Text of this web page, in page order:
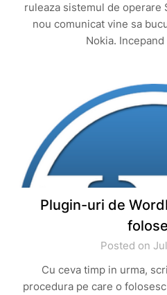
ruleaza sistemul de operare
nou comunicat vine sa
Nokia.
Plugin-uri de
Posted on
Cu ceva timp in urma,
procedura pe care o